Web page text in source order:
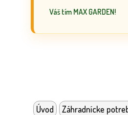
Váš tím MAX GARDEN!
Úvod Záhradnícke